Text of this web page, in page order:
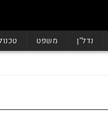
נדל"ן משפט